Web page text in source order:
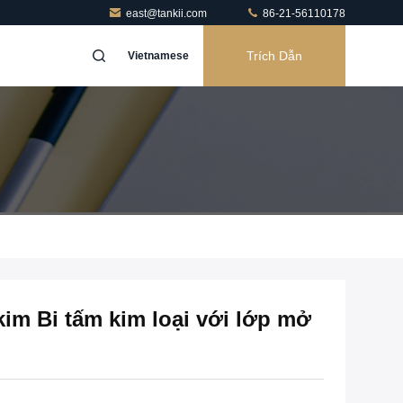
east@tankii.com 86-21-56110178
Vietnamese Trích Dẫn
Bi tấm kim loại với lớp mở